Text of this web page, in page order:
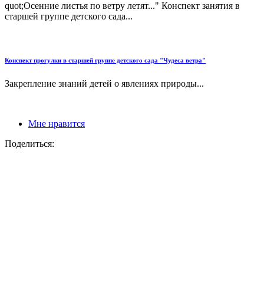
quot;Осенние листья по ветру летят..." Конспект занятия в
старшей группе детского сада...
Конспект прогулки в старшей группе детского сада "Чудеса ветра"
Закрепление знаний детей о явлениях природы...
Мне нравится
Поделиться: